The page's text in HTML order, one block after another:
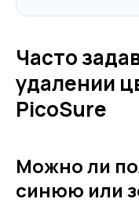
Часто
удалении
PicoSure
Можно ли
синюю или